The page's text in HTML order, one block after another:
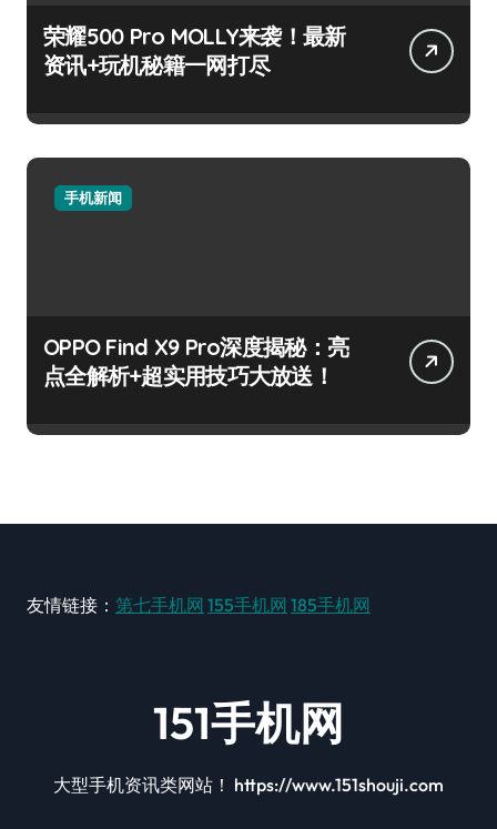
荣耀500 Pro MOLLY来袭！最新
资讯+玩机秘籍一网打尽
手机新闻
OPPO Find X9 Pro深度揭秘：亮
点全解析+超实用技巧大放送！
友情链接： 第七手机网 155手机网 185手机网
151手机网
大型手机资讯类网站！ https://www.151shouji.com